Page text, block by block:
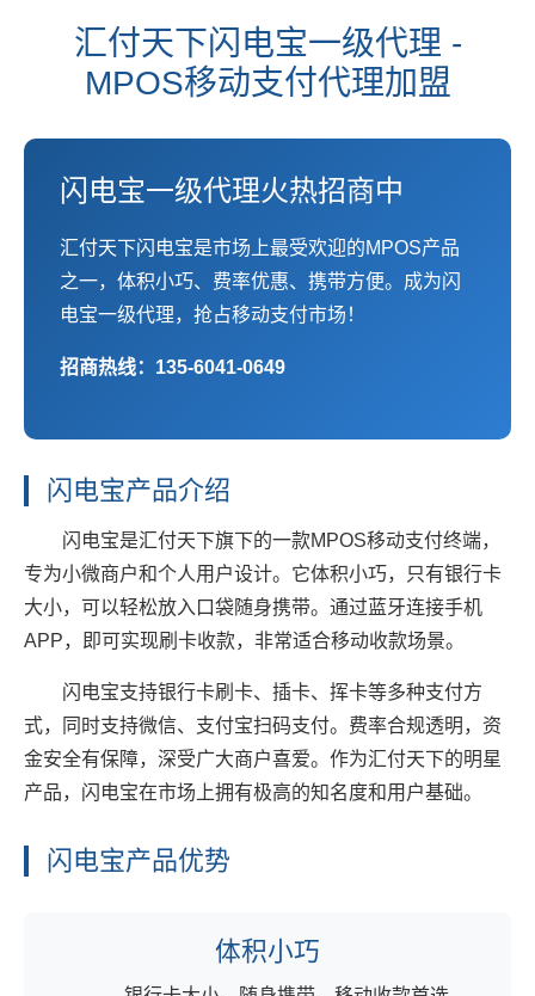
汇付天下闪电宝一级代理 -
MPOS移动支付代理加盟
闪电宝一级代理火热招商中
汇付天下闪电宝是市场上最受欢迎的MPOS产品
之一，体积小巧、费率优惠、携带方便。成为闪
电宝一级代理，抢占移动支付市场！
招商热线：135-6041-0649
闪电宝产品介绍
闪电宝是汇付天下旗下的一款MPOS移动支付终端，
专为小微商户和个人用户设计。它体积小巧，只有银行卡
大小，可以轻松放入口袋随身携带。通过蓝牙连接手机
APP，即可实现刷卡收款，非常适合移动收款场景。
闪电宝支持银行卡刷卡、插卡、挥卡等多种支付方
式，同时支持微信、支付宝扫码支付。费率合规透明，资
金安全有保障，深受广大商户喜爱。作为汇付天下的明星
产品，闪电宝在市场上拥有极高的知名度和用户基础。
闪电宝产品优势
体积小巧